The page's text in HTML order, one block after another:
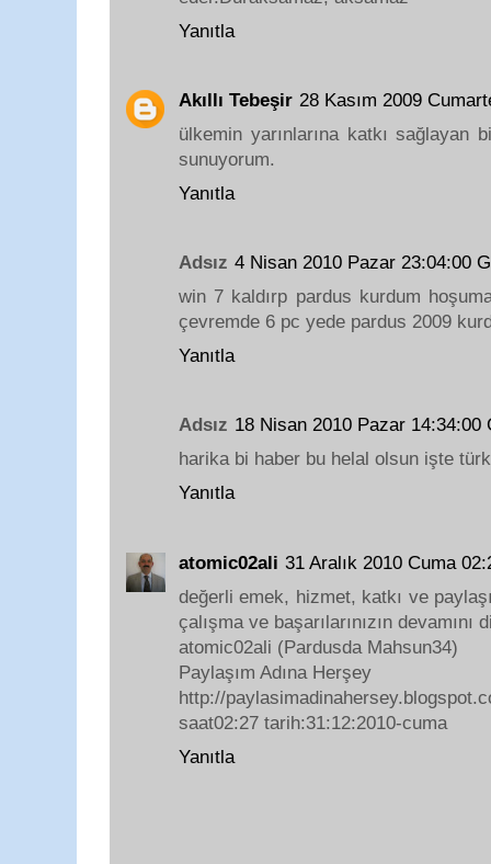
Yanıtla
Akıllı Tebeşir 28 Kasım 2009
ülkemin yarınlarına katkı sağlayan
sunuyorum.
Yanıtla
Adsız 4 Nisan 2010 Pazar 23:04:00
win 7 kaldırp pardus kurdum
çevremde 6 pc yede pardus 2009
Yanıtla
Adsız 18 Nisan 2010 Pazar 14:34:00
harika bi haber bu helal olsun işte
Yanıtla
atomic02ali 31 Aralık 2010 Cuma
değerli emek, hizmet, katkı ve
çalışma ve başarılarınızın devamını
atomic02ali (Pardusda Mahsun34)
Paylaşım Adına Herşey
http://
saat02:27 tarih:31:12:2010-cuma
Yanıtla